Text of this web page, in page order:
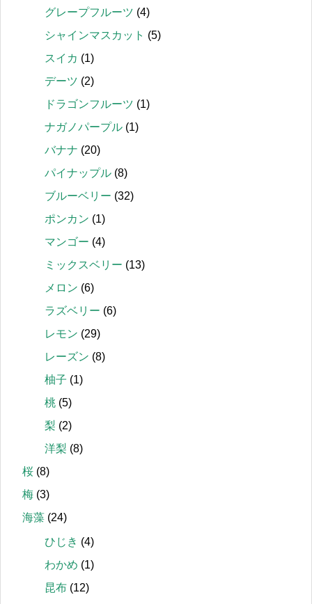
グレープフルーツ (4)
シャインマスカット (5)
スイカ (1)
デーツ (2)
ドラゴンフルーツ (1)
ナガノパープル (1)
バナナ (20)
パイナップル (8)
ブルーベリー (32)
ポンカン (1)
マンゴー (4)
ミックスベリー (13)
メロン (6)
ラズベリー (6)
レモン (29)
レーズン (8)
柚子 (1)
桃 (5)
梨 (2)
洋梨 (8)
桜 (8)
梅 (3)
海藻 (24)
ひじき (4)
わかめ (1)
昆布 (12)